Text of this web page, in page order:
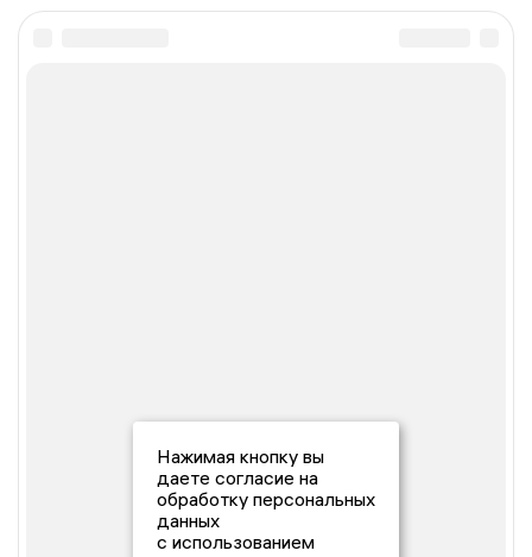
Нажимая кнопку вы
даете согласие на
обработку персональных
данных
с использованием